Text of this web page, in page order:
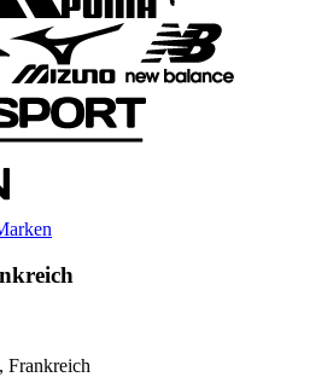
Frankreich